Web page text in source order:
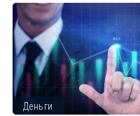
Деньги